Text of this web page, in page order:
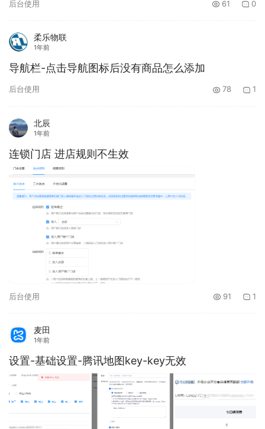
后台使用 61 0
柔乐物联
1年前
导航栏-点击导航图标后没有商品怎么添加
后台使用 78 1
北辰
1年前
连锁门店 进店规则不生效
后台使用 91 1
麦田
1年前
设置-基础设置-腾讯地图key-key无效